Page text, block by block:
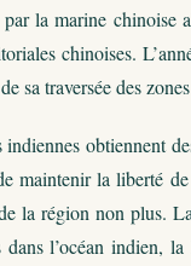
la marine
chinoises.
sa traversée des
obtiennent
maintenir la liberté
la région non plus.
dans l’océan